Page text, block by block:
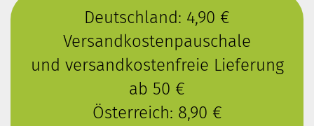
Deutschland: 4,90 €
Versandkostenpauschale
und versandkostenfreie Lieferung
ab 50 €
Österreich: 8,90 €